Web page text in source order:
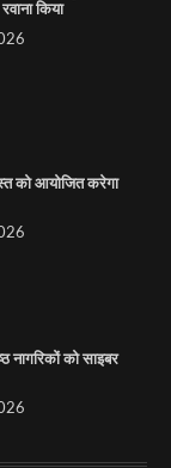
का हरियाणा से
को मिलेगा नया
किया
को आयोजित करेगा
नागरिकों को साइबर